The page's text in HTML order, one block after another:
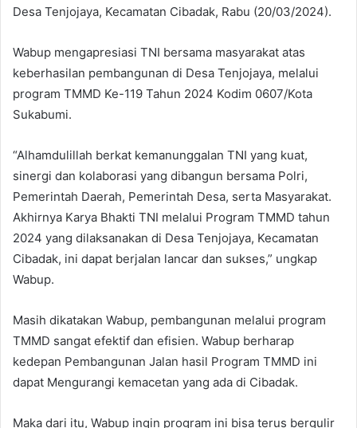
Desa Tenjojaya, Kecamatan Cibadak, Rabu (20/03/2024).
Wabup mengapresiasi TNI bersama masyarakat atas
keberhasilan pembangunan di Desa Tenjojaya, melalui
program TMMD Ke-119 Tahun 2024 Kodim 0607/Kota
Sukabumi.
“Alhamdulillah berkat kemanunggalan TNI yang kuat,
sinergi dan kolaborasi yang dibangun bersama Polri,
Pemerintah Daerah, Pemerintah Desa, serta Masyarakat.
Akhirnya Karya Bhakti TNI melalui Program TMMD tahun
2024 yang dilaksanakan di Desa Tenjojaya, Kecamatan
Cibadak, ini dapat berjalan lancar dan sukses,” ungkap
Wabup.
Masih dikatakan Wabup, pembangunan melalui program
TMMD sangat efektif dan efisien. Wabup berharap
kedepan Pembangunan Jalan hasil Program TMMD ini
dapat Mengurangi kemacetan yang ada di Cibadak.
Maka dari itu, Wabup ingin program ini bisa terus bergulir